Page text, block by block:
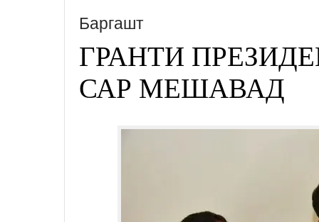
Баргашт
ГРАНТИ
САР МЕШАВАД